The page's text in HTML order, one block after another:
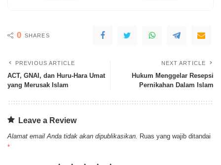
0 SHARES
PREVIOUS ARTICLE
ACT, GNAI, dan Huru-Hara Umat
yang Merusak Islam
NEXT ARTICLE
Hukum Menggelar Resepsi
Pernikahan Dalam Islam
Leave a Review
Alamat email Anda tidak akan dipublikasikan. Ruas yang wajib ditandai
*